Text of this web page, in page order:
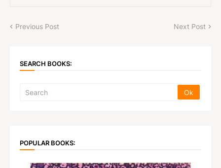
Previous Post Next Post
SEARCH BOOKS:
POPULAR BOOKS: